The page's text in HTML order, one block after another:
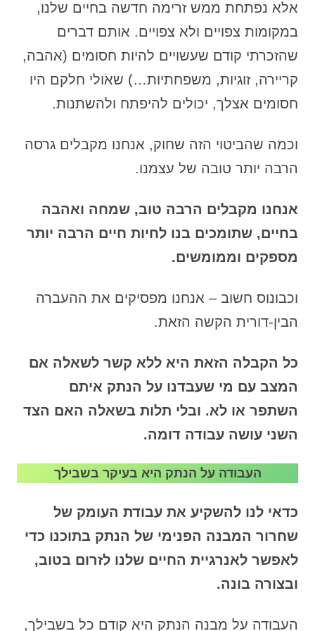
אלא נפתחת ממש זרימה חדשה בחיים שלנו,
במקומות צפויים ולא צפויים. אותם דברים
שהזכרתי קודם שעשויים להיות חסומים (אהבה,
קריירה, זוגיות, משפחתיות…) שאולי חלקם היו
חסומים אצלך, יכולים להיפתח ולהשתנות.
וכמה שהביטוי הזה שחוק, אנחנו מקבלים גרסה
הרבה יותר טובה של עצמנו.
אנחנו מקבלים הרבה טוב, שמחה ואהבה
בחיים, שתומכים בנו לחיות חיים הרבה יותר
מספקים וממומשים.
וכבונוס חשוב – אנחנו מפסיקים את ההעברה
הבין-דורית הקשה הזאת.
כל הקבלה הזאת היא ללא קשר לשאלה אם
המצב עם מי שעבדנו על הנתק איתם
השתפר או לא. ובלי תלות בשאלה האם הצד
השני עושה עבודה דומה.
העבודה על הנתק היא בעיקר בשבילך
כדאי לנו להשקיע את עבודת העומק של
שחרור המבנה הפנימי של הנתק בתוכנו כדי
לאפשר לאנרגיית החיים שלנו לזרום בטוב,
ובצורה בונה.
העבודה על מבנה הנתק היא קודם כל בשבילך,